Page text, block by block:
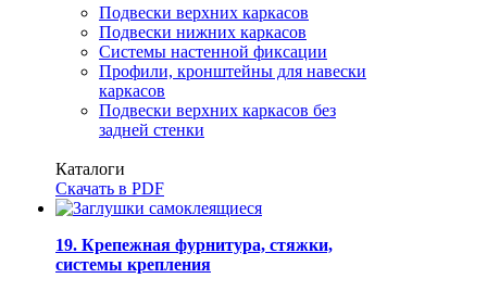
Подвески верхних каркасов
Подвески нижних каркасов
Системы настенной фиксации
Профили, кронштейны для навески
каркасов
Подвески верхних каркасов без
задней стенки
Каталоги
Скачать в PDF
19. Крепежная фурнитура, стяжки,
системы крепления